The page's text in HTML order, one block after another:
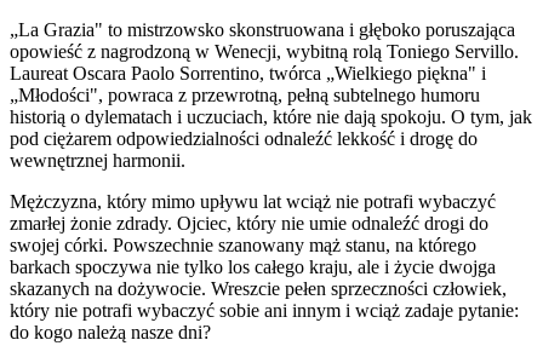
„La Grazia" to mistrzowsko skonstruowana i głęboko poruszająca
opowieść z nagrodzoną w Wenecji, wybitną rolą Toniego Servillo.
Laureat Oscara Paolo Sorrentino, twórca „Wielkiego piękna" i
„Młodości", powraca z przewrotną, pełną subtelnego humoru
historią o dylematach i uczuciach, które nie dają spokoju. O tym, jak
pod ciężarem odpowiedzialności odnaleźć lekkość i drogę do
wewnętrznej harmonii.
Mężczyzna, który mimo upływu lat wciąż nie potrafi wybaczyć
zmarłej żonie zdrady. Ojciec, który nie umie odnaleźć drogi do
swojej córki. Powszechnie szanowany mąż stanu, na którego
barkach spoczywa nie tylko los całego kraju, ale i życie dwojga
skazanych na dożywocie. Wreszcie pełen sprzeczności człowiek,
który nie potrafi wybaczyć sobie ani innym i wciąż zadaje pytanie:
do kogo należą nasze dni?